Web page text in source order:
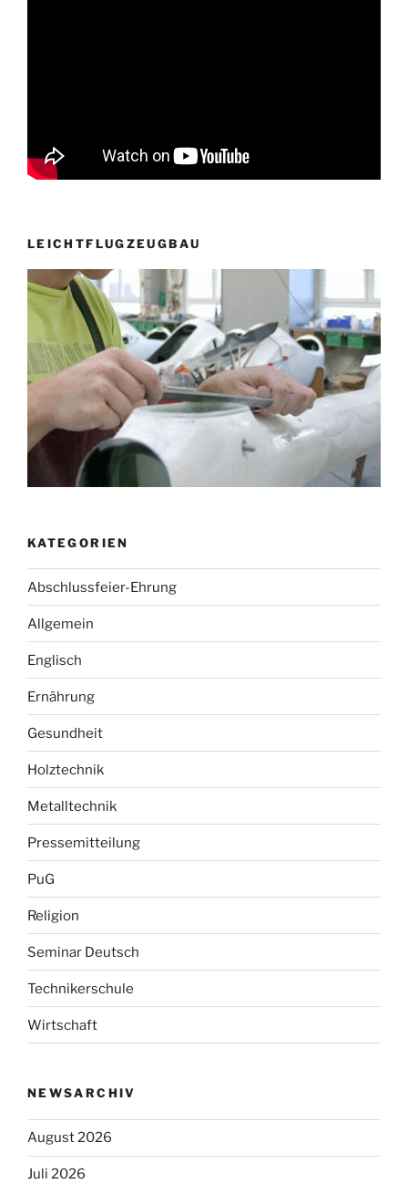
LEICHTFLUGZEUGBAU
KATEGORIEN
Abschlussfeier-Ehrung
Allgemein
Englisch
Ernährung
Gesundheit
Holztechnik
Metalltechnik
Pressemitteilung
PuG
Religion
Seminar Deutsch
Technikerschule
Wirtschaft
NEWSARCHIV
August 2026
Juli 2026